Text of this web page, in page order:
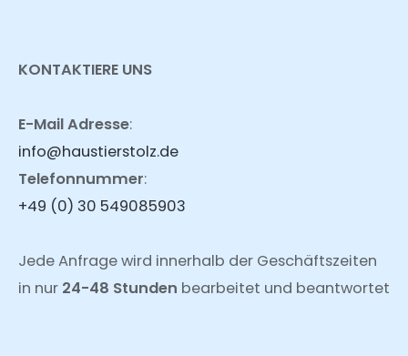
KONTAKTIERE UNS
E-Mail Adresse:
info@haustierstolz.de
Telefonnummer:
+49 (0) 30 549085903
Jede Anfrage wird innerhalb der Geschäftszeiten
in nur 24-48 Stunden bearbeitet und beantwortet